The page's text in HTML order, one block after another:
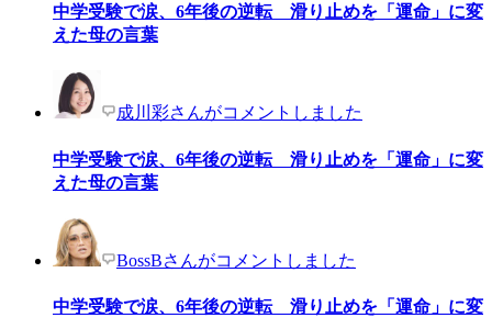
中学受験で涙、6年後の逆転 滑り止めを「運命」に変
えた母の言葉
成川彩さんがコメントしました
中学受験で涙、6年後の逆転 滑り止めを「運命」に変
えた母の言葉
BossBさんがコメントしました
中学受験で涙、6年後の逆転 滑り止めを「運命」に変